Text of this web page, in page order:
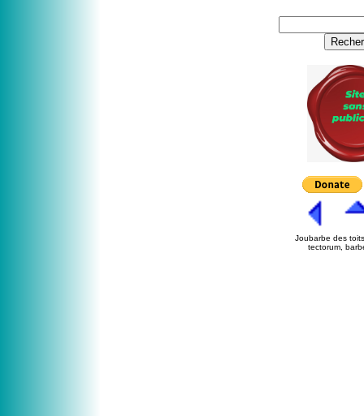
Joubarbe des
tectorum,